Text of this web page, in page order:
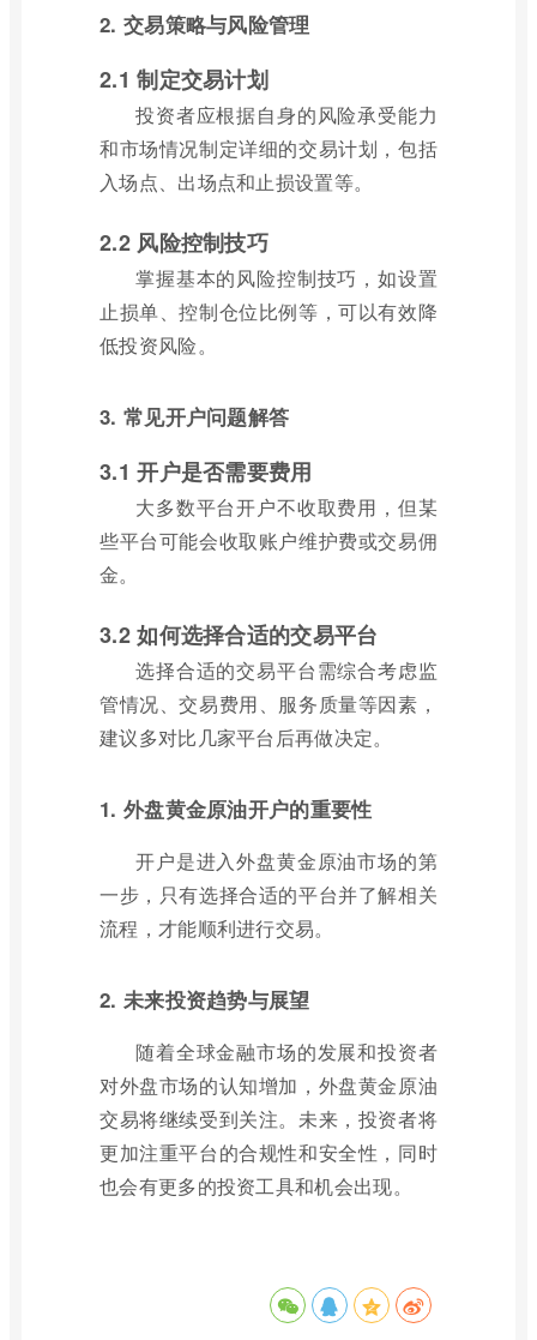
2. 交易策略与风险管理
2.1 制定交易计划
投资者应根据自身的风险承受能力
和市场情况制定详细的交易计划，包括
入场点、出场点和止损设置等。
2.2 风险控制技巧
掌握基本的风险控制技巧，如设置
止损单、控制仓位比例等，可以有效降
低投资风险。
3. 常见开户问题解答
3.1 开户是否需要费用
大多数平台开户不收取费用，但某
些平台可能会收取账户维护费或交易佣
金。
3.2 如何选择合适的交易平台
选择合适的交易平台需综合考虑监
管情况、交易费用、服务质量等因素，
建议多对比几家平台后再做决定。
1. 外盘黄金原油开户的重要性
开户是进入外盘黄金原油市场的第
一步，只有选择合适的平台并了解相关
流程，才能顺利进行交易。
2. 未来投资趋势与展望
随着全球金融市场的发展和投资者
对外盘市场的认知增加，外盘黄金原油
交易将继续受到关注。未来，投资者将
更加注重平台的合规性和安全性，同时
也会有更多的投资工具和机会出现。